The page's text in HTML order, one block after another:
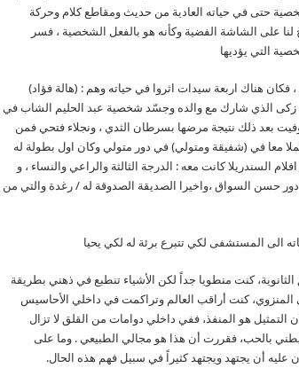
حتى في حياته العادية من حديث ومقاطع كلام وحركة
على الشاشة الفضية وكأنه هو بالفعل الشخصية ، فسر
التي يؤديها
فكان هناك اربعة سيدات اثروا في حياته وهم : (هالة فؤاد)
زكى الذي شارك مع والده وجسّد شخصية عبد الحليم الشاب في
بعد ذلك نتيجة مرضها بسرطان الثدي ، ونجلاء فتحي فمن
معا في (شفيقة ومتولي) في دور متولي وكان اول بطولة له
كانت معه : الدرجة الثالثة والراعي والنساء ، و
حسن السواق ،واخيرا الصديقة الصدوقة له / رغدة والتي من
الى المستشفى لكي تتبرع برئة له لكي يحيا
كنت منطويا جداً لكن الأشياء تنطبع في ذهني بطريقة
كنت أراقب العالم وتراكمت في داخلي الأحاسيس
هو المنفذ، ففي داخلي دوامات من القلق لا تزال
بالحب، فقررت أن هذا هو مجالي الطبيعي . وما على
أن يجتهد ويجتهد كثيراً في سبيل فهم هذه الحال.